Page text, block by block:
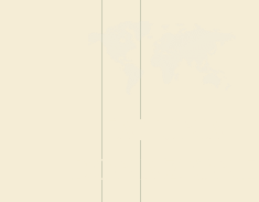
FAI UNA
DONAZIONE